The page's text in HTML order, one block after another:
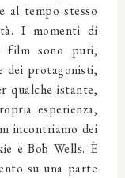
al tempo stesso
I momenti di
film sono puri,
dei protagonisti,
qualche istante,
esperienza,
incontriamo dei
e Bob Wells. È
su una parte